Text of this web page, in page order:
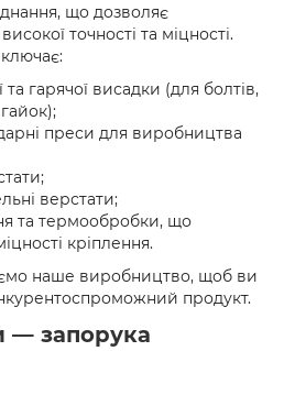
що дозволяє
точності та міцності.
гарячої висадки (для болтів,
преси для виробництва
верстати;
та термообробки, що
кріплення.
наше виробництво, щоб ви
продукт.
— запорука